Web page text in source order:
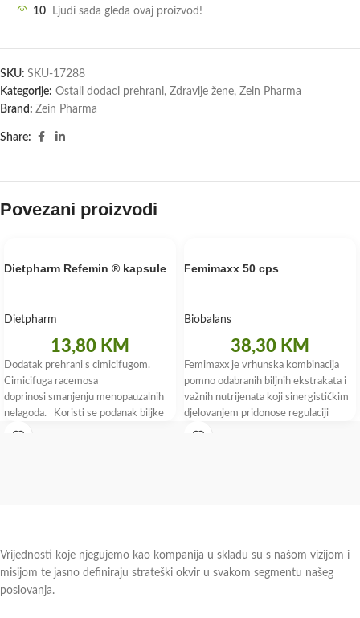
10 Ljudi sada gleda ovaj proizvod!
SKU: SKU-17288
Kategorije: Ostali dodaci prehrani, Zdravlje žene, Zein Pharma
Brand: Zein Pharma
Share:
Povezani proizvodi
Dietpharm Refemin ® kapsule
Dietpharm
13,80 KM
Dodatak prehrani s cimicifugom.
Cimicifuga racemosa
doprinosi smanjenju menopauzalnih
nelagoda. Koristi se podanak biljke
koji sadrži masne kiseline, salicilnu
Femimaxx 50 cps
Biobalans
38,30 KM
Femimaxx je vrhunska kombinacija
pomno odabranih biljnih ekstrakata i
važnih nutrijenata koji sinergističkim
djelovanjem pridonose regulaciji
hormonske aktivnosti žene u
Vrijednosti koje njegujemo kao kompanija u skladu su s našom vizijom i
misijom te jasno definiraju strateški okvir u svakom segmentu našeg
poslovanja.